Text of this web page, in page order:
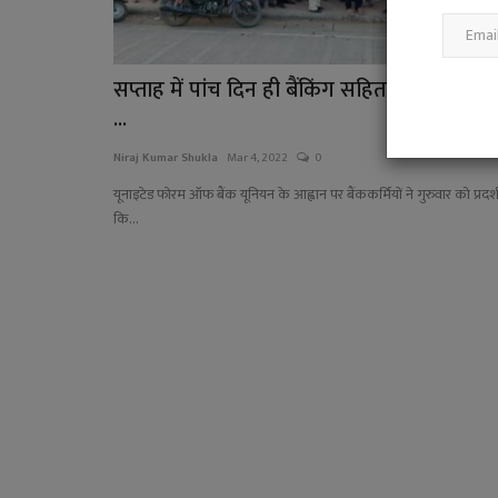
सप्ताह में पांच दिन ही बैंकिंग सहित अन्य लंबित मुद्दों
...
Niraj Kumar Shukla Mar 4, 2022 0
यूनाइटेड फोरम ऑफ बैंक यूनियन के आह्वान पर बैंककर्मियों ने गुरुवार को
कि...